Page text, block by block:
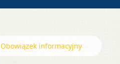
Obowiązek informacyjny